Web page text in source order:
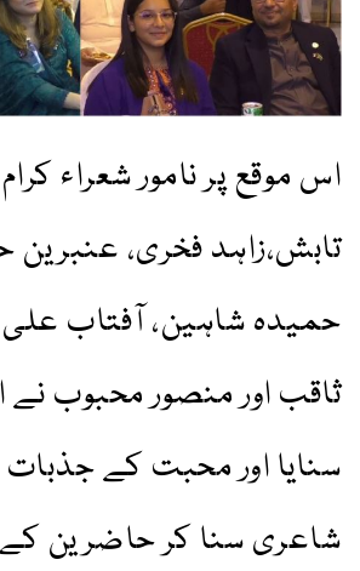
اس موقع پر نامور شعراء
تابش،زاہد فخری،
حمیدہ شاہین، آفتاب علی
ثاقب اور منصور محبوب نے
سنایا اور محبت کے
شاعری سنا کر حاضرین کے